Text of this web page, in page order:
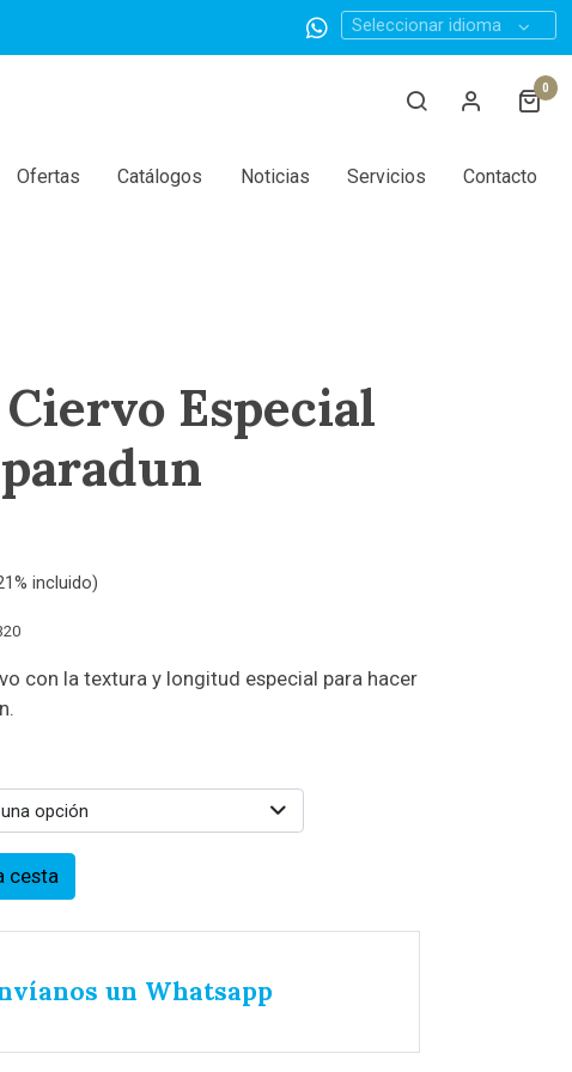
Seleccionar idioma
0
Ofertas Catálogos Noticias Servicios Contacto
Especial
incluido)
con la textura y longitud especial para hacer
opción
cesta
un Whatsapp